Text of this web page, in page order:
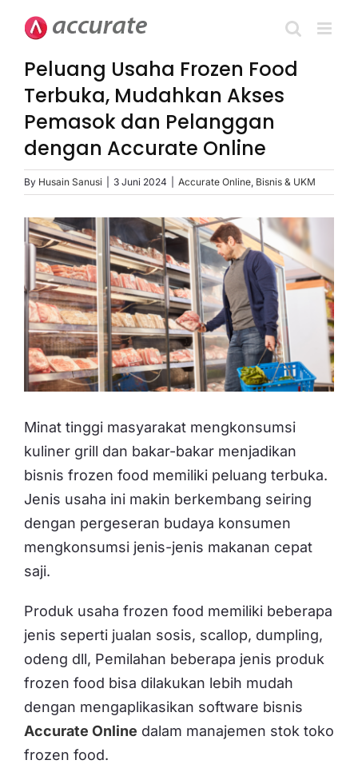
contentPeluang Usaha Frozen Food
Terbuka, Mudahkan Akses
Pemasok dan Pelanggan
dengan Accurate Online
By Husain Sanusi 3 Juni 2024 Accurate Online, Bisnis & UKM
View
Larger
Image
Minat tinggi masyarakat mengkonsumsi
kuliner grill dan bakar-bakar menjadikan
bisnis frozen food memiliki peluang terbuka.
Jenis usaha ini makin berkembang seiring
dengan pergeseran budaya konsumen
mengkonsumsi jenis-jenis makanan cepat
saji.
Produk usaha frozen food memiliki beberapa
jenis seperti jualan sosis, scallop, dumpling,
odeng dll, Pemilahan beberapa jenis produk
frozen food bisa dilakukan lebih mudah
dengan mengaplikasikan software bisnis
Accurate Online dalam manajemen stok toko
frozen food.